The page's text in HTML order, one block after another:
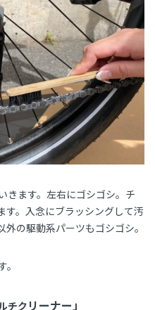
きます。左右にゴシゴシ。チ
す。入念にブラッシングして汚
の駆動系パーツもゴシゴシ。
チク リーナー」